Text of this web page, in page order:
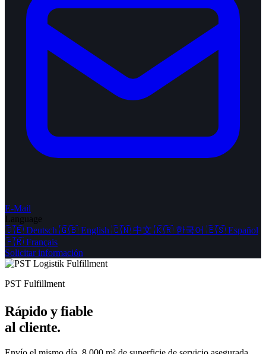
E-Mail
Language
🇩🇪 Deutsch 🇬🇧 English 🇨🇳 中文 🇰🇷 한국어 🇪🇸 Español
🇫🇷 Français
Solicitar información
PST Fulfillment
Rápido y fiable
al cliente.